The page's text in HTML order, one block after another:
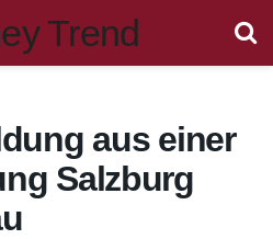
aus einer
Salzburg